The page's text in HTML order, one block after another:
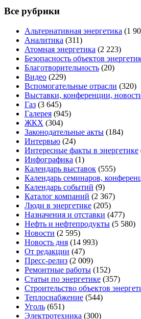
Все рубрики
Альтернативная энергетика (1
Аналитика (311)
Атомная энергетика (2 223)
Безопасность объектов
Благотворительность (20)
Видео (229)
Вспомогательные отрасли (320)
Выставки, конференции,
Газ (3 645)
Галерея (945)
ЖКХ (304)
Законодательные акты (184)
Интервью (24)
Интересные факты в энергетике
Инфографика (1)
Календарь выставок (555)
Календарь семинаров,
Календарь событий (9)
Каталог компаний (2 367)
Люди в энергетике (205)
Назначения и отставки (477)
Нефть и нефтепродукты (5 580)
Новости (2 595)
Новость дня (14 993)
От редакции (47)
Пресс-релиз (2 009)
Ремонтные работы (152)
Статьи по энергетике (357)
Строительство объектов
Теплоснабжение (544)
Уголь (651)
Электротехника (300)